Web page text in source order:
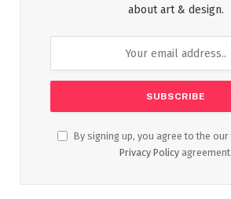
about art & design.
By signing up, you agree to the
Privacy Policy agreement.